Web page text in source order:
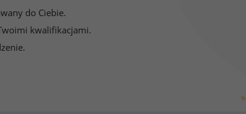
do Ciebie.
kwalifikacjami.